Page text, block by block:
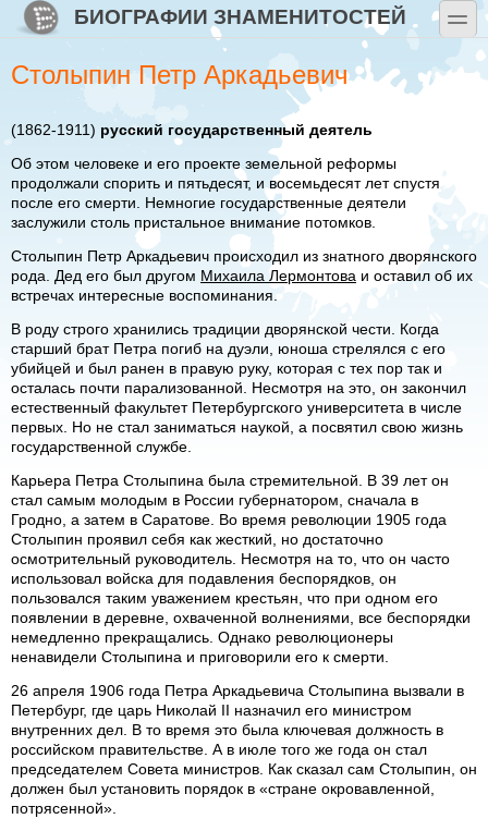
Перейти к основному содержанию
Skip to searchБИОГРАФИИ ЗНАМЕНИТОСТЕЙ toggle
Столыпин Петр Аркадьевич
(1862-1911) русский государственный деятель
Об этом человеке и его проекте земельной реформы
продолжали спорить и пятьдесят, и восемьдесят лет спустя
после его смерти. Немногие государственные деятели
заслужили столь пристальное внимание потомков.
Столыпин Петр Аркадьевич происходил из знатного дворянского
рода. Дед его был другом Михаила Лермонтова и оставил об их
встречах интересные воспоминания.
В роду строго хранились традиции дворянской чести. Когда
старший брат Петра погиб на дуэли, юноша стрелялся с его
убийцей и был ранен в правую руку, которая с тех пор так и
осталась почти парализованной. Несмотря на это, он закончил
естественный факультет Петербургского университета в числе
первых. Но не стал заниматься наукой, а посвятил свою жизнь
государственной службе.
Карьера Петра Столыпина была стремительной. В 39 лет он
стал самым молодым в России губернатором, сначала в
Гродно, а затем в Саратове. Во время революции 1905 года
Столыпин проявил себя как жесткий, но достаточно
осмотрительный руководитель. Несмотря на то, что он часто
использовал войска для подавления беспорядков, он
пользовался таким уважением крестьян, что при одном его
появлении в деревне, охваченной волнениями, все беспорядки
немедленно прекращались. Однако революционеры
ненавидели Столыпина и приговорили его к смерти.
26 апреля 1906 года Петра Аркадьевича Столыпина вызвали в
Петербург, где царь Николай II назначил его министром
внутренних дел. В то время это была ключевая должность в
российском правительстве. А в июле того же года он стал
председателем Совета министров. Как сказал сам Столыпин, он
должен был установить порядок в «стране окровавленной,
потрясенной».